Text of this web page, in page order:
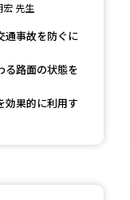
IDについて
宏 先生
通事故を防ぐに
る路面の状態を
効果的に利用す